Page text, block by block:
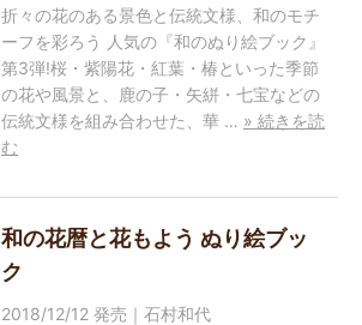
折々の花のある景色と伝統文様、和のモチ
ーフを彩ろう 人気の『和のぬり絵ブック』
第3弾!桜・紫陽花・紅葉・椿といった季節
の花や風景と、鹿の子・矢絣・七宝などの
伝統文様を組み合わせた、華 … » 続きを読
む
和の花暦と花もよう ぬり絵ブッ
ク
2018/12/12 発売｜石村和代